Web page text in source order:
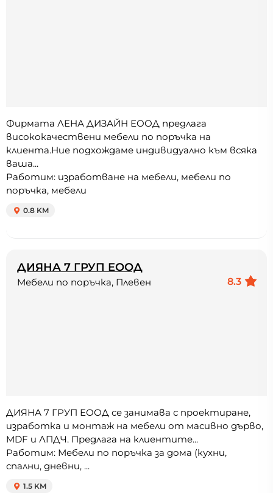
Фирмата ЛЕНА ДИЗАЙН ЕООД предлага
висококачествени мебели по поръчка на
клиента.Ние подхождаме индивидуално към всяка
ваша...
Работим: изработване на мебели, мебели по
поръчка, мебели
0.8 KM
ДИЯНА 7 ГРУП ЕООД
8.3
Мебели по поръчка, Плевен
ДИЯНА 7 ГРУП ЕООД се занимава с проектиране,
изработка и монтаж на мебели от масивно дърво,
MDF и ЛПДЧ. Предлага на клиентите...
Работим: Мебели по поръчка за дома (кухни,
спални, дневни, ...
1.5 KM